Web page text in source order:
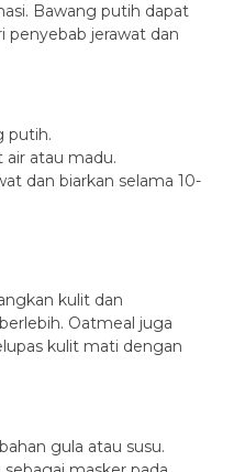
Bawang putih dapat
jerawat dan
putih.
air atau madu.
dan biarkan selama 10-
kulit dan
Oatmeal juga
kulit mati dengan
gula atau susu.